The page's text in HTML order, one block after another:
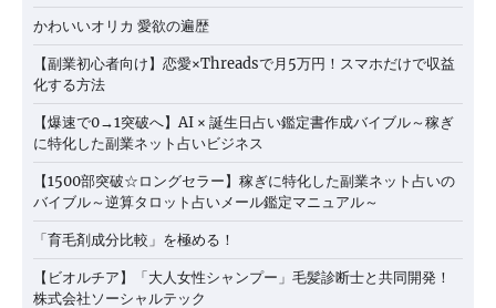
かわいいオリカ 愛欲の遍歴
【副業初心者向け】恋愛×Threadsで月5万円！スマホだけで収益
化する方法
【爆速で0→1突破へ】AI × 誕生日占い鑑定書作成バイブル～稼ぎ
に特化した副業ネット占いビジネス
【1500部突破☆ロングセラー】稼ぎに特化した副業ネット占いの
バイブル～逆算タロット占いメール鑑定マニュアル～
「育毛剤成分比較」を極める！
【ビオルチア】「大人女性シャンプー」毛髪診断士と共同開発！
株式会社ソーシャルテック